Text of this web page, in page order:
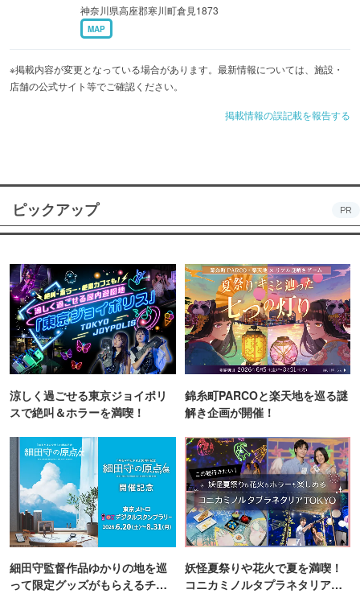
神奈川県高座郡寒川町倉見1873
MAP
※掲載内容が変更となっている場合があります。最新情報については、施設・
店舗の公式サイト等でご確認ください。
掲載情報の誤記載を報告する
ピックアップ PR
涼しく過ごせる東京ジョイポリ
スで絶叫＆ホラーを満喫！
錦糸町PARCOと楽天地を巡る謎
解き企画が開催！
細田守監督作品ゆかりの地を巡
って限定グッズがもらえるチャ
妖怪夏祭りや花火で夏を満喫！
コニカミノルタプラネタリア